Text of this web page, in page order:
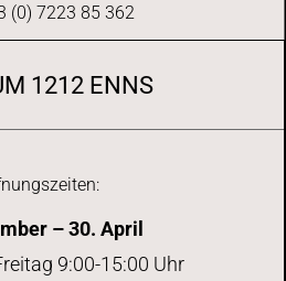
(0) 7223 85 362
1212 ENNS
– 30. April
9:00-15:00 Uhr